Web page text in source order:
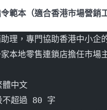
範本（適合香港市場營銷
理，專門協助香港中小企
本地零售連鎖店擔任市場
中文
不超過 80 字